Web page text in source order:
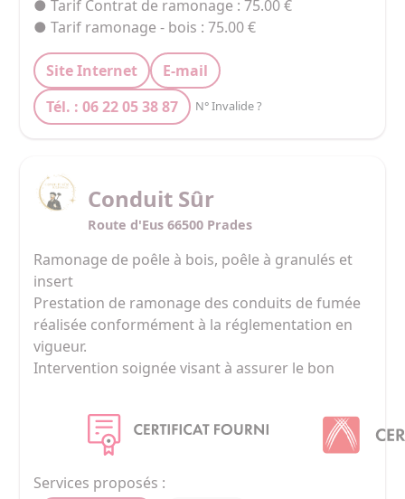
● Tarif Contrat de ramonage : 75.00 €
● Tarif ramonage - bois : 75.00 €
Site Internet
E-mail
Tél. : 06 22 05 38 87
N° Invalide ?
Conduit Sûr
Route d'Eus 66500 Prades
Ramonage de poêle à bois, poêle à granulés et
insert
Prestation de ramonage des conduits de fumée
réalisée conformément à la réglementation en
vigueur.
Intervention soignée visant à assurer le bon
l’installation.
Nettoyage effectué avec du matériel
professionnel, dans le respect du logement.
Attestation de ramonage remise à l’issue de
Services proposés :